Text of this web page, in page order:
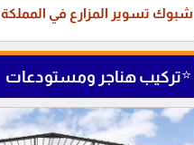
شبوك تسوير المزارع في المملكة 0554052227
⭐تركيب هناجر ومستودعات